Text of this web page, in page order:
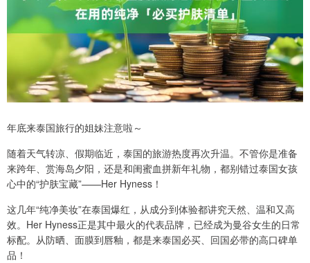
年底来泰国旅行的姐妹注意啦～
随着天气转凉、假期临近，泰国的旅游热度再次升温。不管你是准备
来跨年、赏海岛夕阳，还是和闺蜜血拼新年礼物，都别错过泰国女孩
心中的“护肤宝藏”——Her Hyness！
这几年“纯净美妆”在泰国爆红，从成分到体验都讲究天然、温和又高
效。Her Hyness正是其中最火的代表品牌，已经成为曼谷女生的日常
标配。从防晒、面膜到唇釉，都是来泰国必买、回国必带的高口碑单
品！